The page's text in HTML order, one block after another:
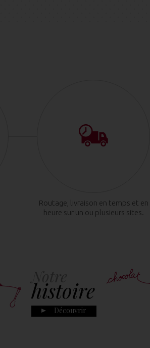
Routage, livraison en temps et en
heure sur un ou plusieurs sites.
histoire
Découvrir